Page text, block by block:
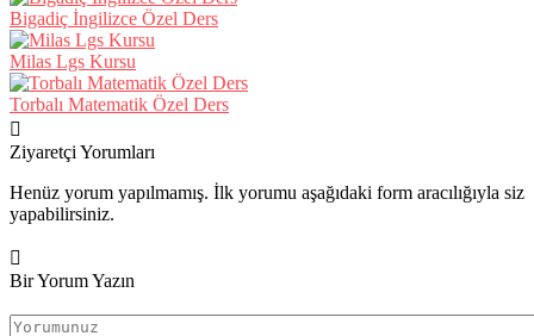
Bigadiç İngilizce Özel Ders
Milas Lgs Kursu
Torbalı Matematik Özel Ders
Ziyaretçi Yorumları
Henüz yorum yapılmamış. İlk yorumu aşağıdaki form aracılığıyla siz
yapabilirsiniz.
Bir Yorum Yazın